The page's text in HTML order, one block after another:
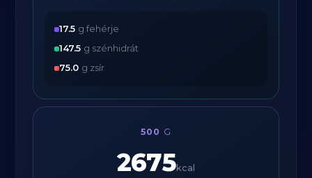
17.5 g fehérje
147.5 g szénhidrát
75.0 g zsír
500 G
2675kcal